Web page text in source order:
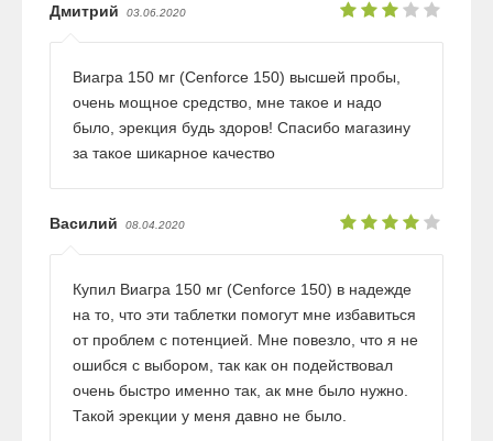
Дмитрий 03.06.2020
Виагра 150 мг (Cenforce 150) высшей пробы,
очень мощное средство, мне такое и надо
было, эрекция будь здоров! Спасибо магазину
за такое шикарное качество
Василий 08.04.2020
Купил Виагра 150 мг (Cenforce 150) в надежде
на то, что эти таблетки помогут мне избавиться
от проблем с потенцией. Мне повезло, что я не
ошибся с выбором, так как он подействовал
очень быстро именно так, ак мне было нужно.
Такой эрекции у меня давно не было.